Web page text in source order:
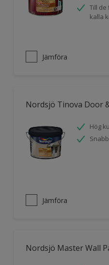
Till
kalla
Jämföra
Nordsjö Tinova Door
Hög
Jämföra
Nordsjö Master Wall